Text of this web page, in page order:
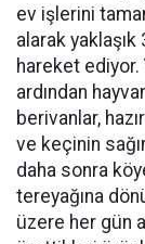
ev işlerini
alarak
hareket
ardından
berivanlar,
ve keçinin
daha sonra
tereyağına
üzere her gün